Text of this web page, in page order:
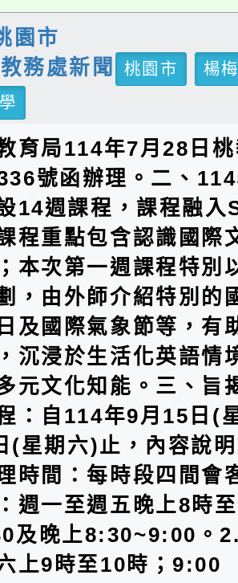
園市
務處新聞
桃園市
楊
育局114年7月28日
號函辦理。二、
14週課程，課程融入
程重點包含認識國際
本次第一週課程特別
，由外師介紹特別的
及國際氣象節等，有
沉浸於生活化英語情
元文化知能。三、旨
：自114年9月15日(
(星期六)止，內容說
時間：每時段四間會
週一至週五晚上8時
及晚上8:30~9:00。
上9時至10時；9:00